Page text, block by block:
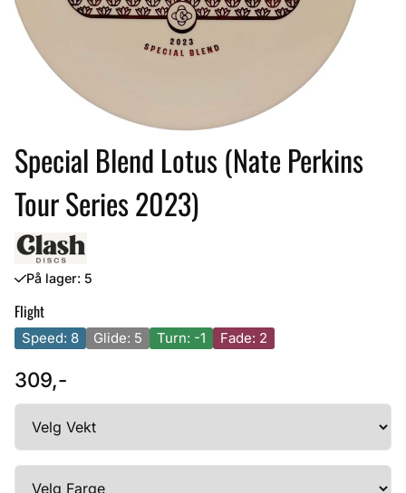
Special Blend Lotus (Nate Perkins
Tour Series 2023)
På lager: 5
Flight
Speed: 8 Glide: 5 Turn: -1 Fade: 2
309,-